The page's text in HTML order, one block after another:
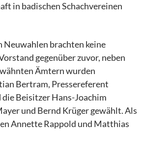
in badischen Schachvereinen
Neuwahlen brachten keine
gegenüber zuvor, neben
Ämtern wurden
Bertram, Pressereferent
Beisitzer Hans-Joachim
und Bernd Krüger gewählt. Als
Annette Rappold und Matthias